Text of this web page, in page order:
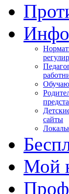
сайты
Мой